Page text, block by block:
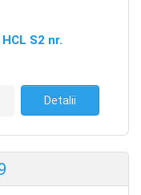
HCL S2 nr.
Detalii